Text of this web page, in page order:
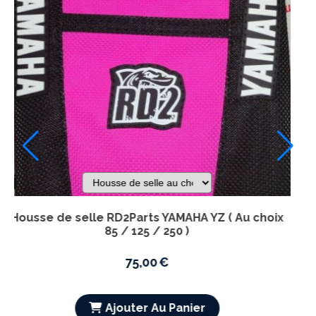
69,00€
Ajouter Au Panier